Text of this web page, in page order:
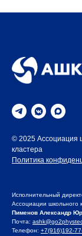
© 2025 Ассоциация
кластера
Политика
Исполнительный
Ассоциации школьного
Пименов Александр
Почта:
Телефон: +7(916)192-